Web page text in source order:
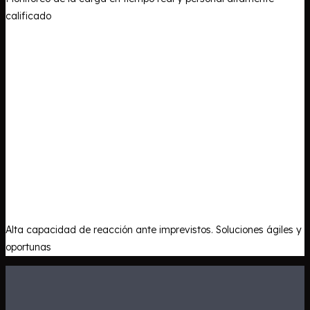
calificado
Alta capacidad de reacción ante imprevistos. Soluciones ágiles y
oportunas